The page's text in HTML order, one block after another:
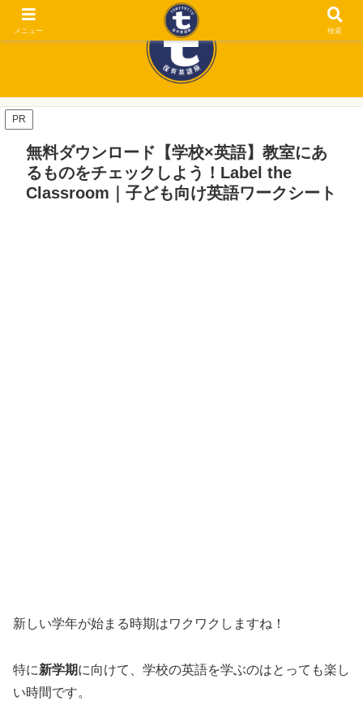
PR
無料ダウンロード【学校×英語】教室にあ
るものをチェックしよう！Label the
Classroom｜子ども向け英語ワークシート
新しい学年が始まる時期はワクワクしますね！
特に新学期に向けて、学校の英語を学ぶのはとっても楽し
い時間です。
メニュー 検索